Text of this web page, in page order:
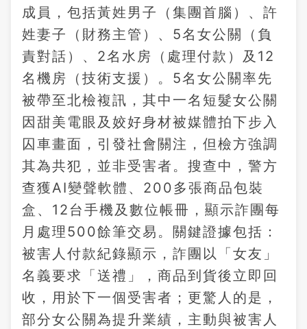
成員，包括黃姓男子（集團首腦）、許
姓妻子（財務主管）、5名女公關（負
責對話）、2名水房（處理付款）及12
名機房（技術支援）。5名女公關率先
被帶至北檢複訊，其中一名短髮女公關
因甜美電眼及姣好身材被媒體拍下步入
囚車畫面，引發社會關注，但檢方強調
其為共犯，並非受害者。搜查中，警方
查獲AI變聲軟體、200多張商品包裝
盒、12台手機及數位帳冊，顯示詐團每
月處理500餘筆交易。關鍵證據包括：
被害人付款紀錄顯示，詐團以「女友」
名義要求「送禮」，商品到貨後立即回
收，用於下一個受害者；更驚人的是，
部分女公關為提升業績，主動與被害人